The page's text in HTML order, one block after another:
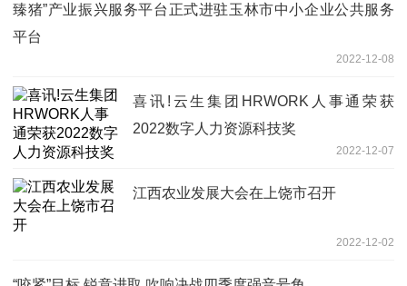
臻猪”产业振兴服务平台正式进驻玉林市中小企业公共服务
平台
2022-12-08
喜讯!云生集团HRWORK人事通荣获
2022数字人力资源科技奖
2022-12-07
江西农业发展大会在上饶市召开
2022-12-02